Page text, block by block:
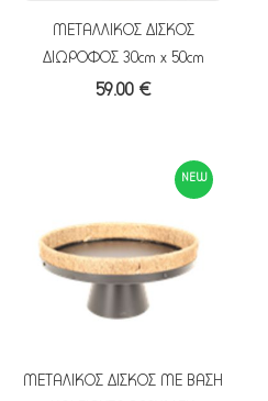
ΜΕΤΑΛΛΙΚΟΣ ΔΙΣΚΟΣ
ΔΙΩΡΟΦΟΣ 30cm x 50cm
59.00 €
NEW
ΜΕΤΑΛΙΚΟΣ ΔΙΣΚΟΣ ΜΕ ΒΑΣΗ